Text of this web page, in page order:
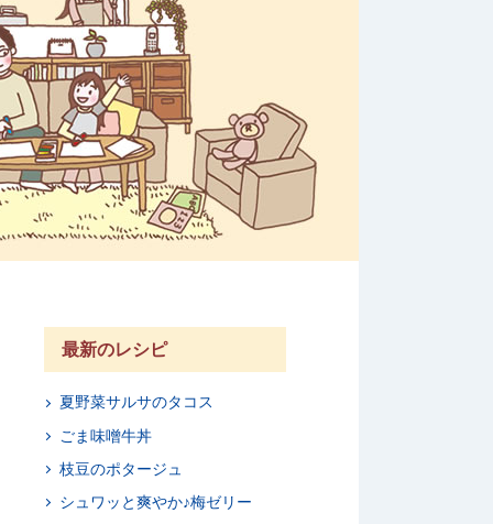
最新のレシピ
夏野菜サルサのタコス
ごま味噌牛丼
枝豆のポタージュ
シュワッと爽やか♪梅ゼリー